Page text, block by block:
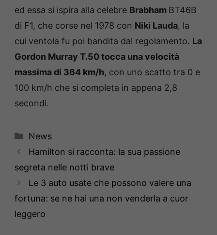
ed essa si ispira alla celebre Brabham BT46B
di F1, che corse nel 1978 con Niki Lauda, la
cui ventola fu poi bandita dal regolamento. La
Gordon Murray T.50 tocca una velocità
massima di 364 km/h, con uno scatto tra 0 e
100 km/h che si completa in appena 2,8
secondi.
Categorie
News
Hamilton si racconta: la sua passione
segreta nelle notti brave
Le 3 auto usate che possono valere una
fortuna: se ne hai una non venderla a cuor
leggero